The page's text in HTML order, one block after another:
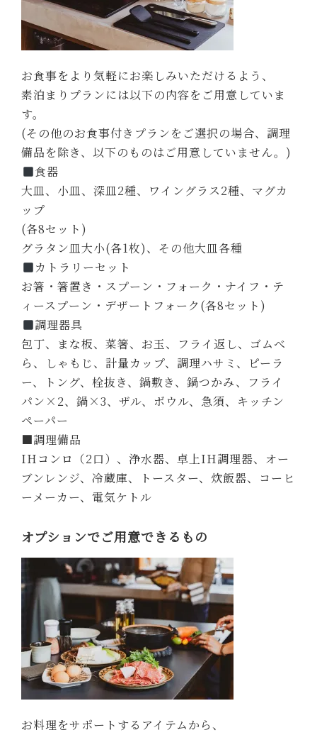
お食事をより気軽にお楽しみいただけるよう、
素泊まりプランには以下の内容をご用意していま
す。
(その他のお食事付きプランをご選択の場合、調理
備品を除き、以下のものはご用意していません。)
食器
大皿、小皿、深皿2種、ワイングラス2種、マグカ
ップ
(各8セット)
グラタン皿大小(各1枚)、その他大皿各種
カトラリーセット
お箸・箸置き・スプーン・フォーク・ナイフ・テ
ィースプーン・デザートフォーク(各8セット)
調理器具
包丁、まな板、菜箸、お玉、フライ返し、ゴムべ
ら、しゃもじ、計量カップ、調理ハサミ、ピーラ
ー、トング、栓抜き、鍋敷き、鍋つかみ、フライ
パン×2、鍋×3、ザル、ボウル、急須、キッチン
ペーパー
■調理備品
IHコンロ（2口）、浄水器、卓上IH調理器、オー
ブンレンジ、冷蔵庫、トースター、炊飯器、コーヒ
ーメーカー、電気ケトル
オプションでご用意できるもの
お料理をサポートするアイテムから、